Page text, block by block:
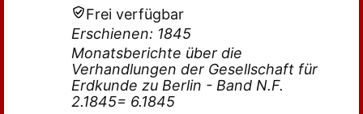
Frei verfügbar
Erschienen: 1845
Monatsberichte über die
Verhandlungen der Gesellschaft für
Erdkunde zu Berlin - Band N.F.
2.1845= 6.1845